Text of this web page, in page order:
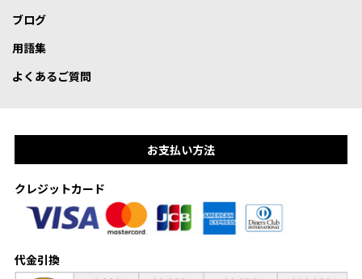
ブログ
用語集
よくあるご質問
お支払い方法
クレジットカード
代金引換